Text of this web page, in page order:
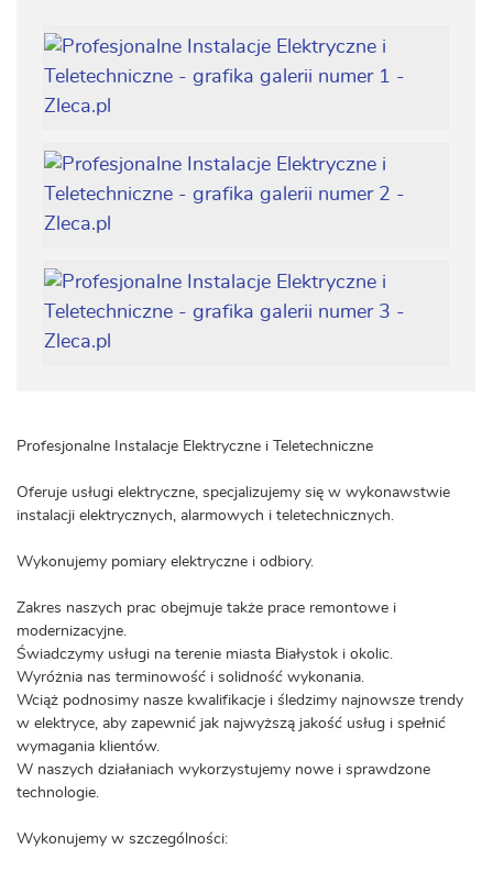
Profesjonalne Instalacje Elektryczne i Teletechniczne
Oferuje usługi elektryczne, specjalizujemy się w wykonawstwie
instalacji elektrycznych, alarmowych i teletechnicznych.
Wykonujemy pomiary elektryczne i odbiory.
Zakres naszych prac obejmuje także prace remontowe i
modernizacyjne.
Świadczymy usługi na terenie miasta Białystok i okolic.
Wyróżnia nas terminowość i solidność wykonania.
Wciąż podnosimy nasze kwalifikacje i śledzimy najnowsze trendy
w elektryce, aby zapewnić jak najwyższą jakość usług i spełnić
wymagania klientów.
W naszych działaniach wykorzystujemy nowe i sprawdzone
technologie.
Wykonujemy w szczególności: